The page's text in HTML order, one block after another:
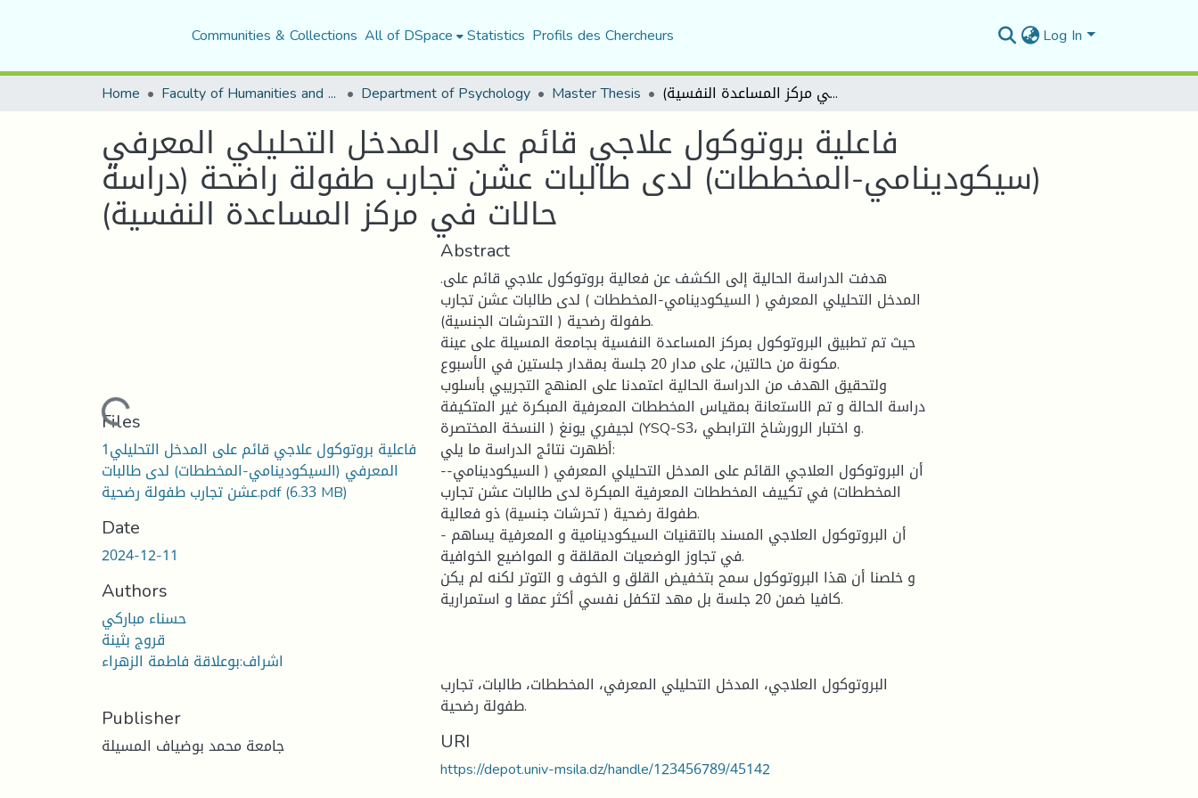
Communities & Collections All of DSpace Statistics Profils des Chercheurs Log In
Home Faculty of Humanities and Social Sciences Department of Psychology Master Thesis فاعلية بروتوكول علاجي قائم على المدخل التحليلي المعرفي (سيكودينامي-المخططات) لدى طالبات عشن تجارب طفولة راضحة (دراسة حالات في مركز المساعدة النفسية)
فاعلية بروتوكول علاجي قائم على المدخل التحليلي المعرفي
(سيكودينامي-المخططات) لدى طالبات عشن تجارب طفولة راضحة (دراسة
حالات في مركز المساعدة النفسية)
Loading...
Files
1فاعلية بروتوكول علاجي قائم على المدخل التحليلي
المعرفي (السيكودينامي-المخططات) لدى طالبات
عشن تجارب طفولة رضحية.pdf(6.33 MB)
Date
2024-12-11
Authors
حسناء مباركي
قروج بثينة
اشراف:بوعلاقة فاطمة الزهراء
Publisher
جامعة محمد بوضياف المسيلة
Abstract
.هدفت الدراسة الحالية إلى الكشف عن فعالية بروتوكول علاجي قائم على
المدخل التحليلي المعرفي ( السيكودينامي-المخططات ) لدى طالبات عشن تجارب
طفولة رضحية ( التحرشات الجنسية).
حيث تم تطبيق البروتوكول بمركز المساعدة النفسية بجامعة المسيلة على عينة
مكونة من حالتين، على مدار 20 جلسة بمقدار جلستين في الأسبوع.
ولتحقيق الهدف من الدراسة الحالية اعتمدنا على المنهج التجريبي بأسلوب
دراسة الحالة و تم الاستعانة بمقياس المخططات المعرفية المبكرة غير المتكيفة
لجيفري يونغ ( النسخة المختصرة (YSQ-S3، و اختبار الرورشاخ الترابطي.
أظهرت نتائج الدراسة ما يلي:
-أن البروتوكول العلاجي القائم على المدخل التحليلي المعرفي ( السيكودينامي-
المخططات) في تكييف المخططات المعرفية المبكرة لدى طالبات عشن تجارب
طفولة رضحية ( تحرشات جنسية) ذو فعالية.
- أن البروتوكول العلاجي المسند بالتقنيات السيكودينامية و المعرفية يساهم
في تجاوز الوضعيات المقلقة و المواضيع الخوافية.
و خلصنا أن هذا البروتوكول سمح بتخفيض القلق و الخوف و التوتر لكنه لم يكن
كافيا ضمن 20 جلسة بل مهد لتكفل نفسي أكثر عمقا و استمرارية.
البروتوكول العلاجي، المدخل التحليلي المعرفي، المخططات، طالبات، تجارب
طفولة رضحية.
URI
https://depot.univ-msila.dz/handle/123456789/45142